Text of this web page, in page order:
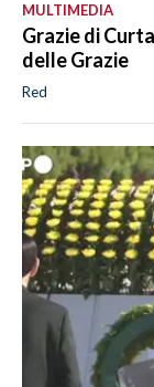
MULTIMEDIA
Grazie di
delle Grazie
Red